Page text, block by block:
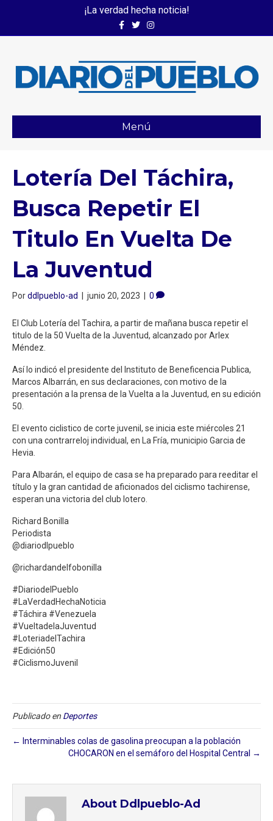
¡La verdad hecha noticia!
FacebookTwitterInstagram
Menú
Lotería Del Táchira,
Busca Repetir El
Titulo En Vuelta De
La Juventud
Porddlpueblo-ad | junio 20, 2023 | 0
El Club Lotería del Tachira, a partir de mañana busca repetir el
titulo de la 50 Vuelta de la Juventud, alcanzado por Arlex
Méndez.
Así lo indicó el presidente del Instituto de Beneficencia Publica,
Marcos Albarrán, en sus declaraciones, con motivo de la
presentación a la prensa de la Vuelta a la Juventud, en su edición
50.
El evento ciclistico de corte juvenil, se inicia este miércoles 21
con una contrarreloj individual, en La Fría, municipio Garcia de
Hevia.
Para Albarán, el equipo de casa se ha preparado para reeditar el
título y la gran cantidad de aficionados del ciclismo tachirense,
esperan una victoria del club lotero.
Richard Bonilla
Periodista
@diariodlpueblo
@richardandelfobonilla
#DiariodelPueblo
#LaVerdadHechaNoticia
#Táchira #Venezuela
#VueltadelaJuventud
#LoteriadelTachira
#Edición50
#CiclismoJuvenil
Publicado en Deportes
← Interminables colas de gasolina preocupan a la población
CHOCARON en el semáforo del Hospital Central →
About Ddlpueblo-Ad